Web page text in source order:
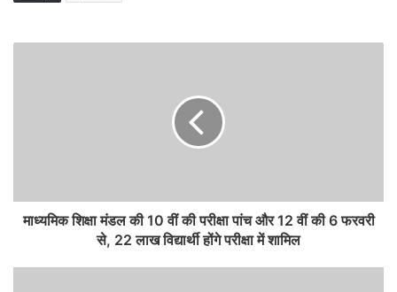
माध्यमिक शिक्षा मंडल की 10 वीं की परीक्षा पांच और 12 वीं की 6 फरवरी
से, 22 लाख विद्यार्थी होंगे परीक्षा में शामिल